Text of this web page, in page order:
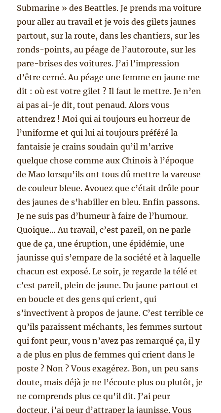
Submarine » des Beattles. Je prends ma voiture
pour aller au travail et je vois des gilets jaunes
partout, sur la route, dans les chantiers, sur les
ronds-points, au péage de l’autoroute, sur les
pare-brises des voitures. J’ai l’impression
d’être cerné. Au péage une femme en jaune me
dit : où est votre gilet ? Il faut le mettre. Je n’en
ai pas ai-je dit, tout penaud. Alors vous
attendrez ! Moi qui ai toujours eu horreur de
l’uniforme et qui lui ai toujours préféré la
fantaisie je crains soudain qu’il m’arrive
quelque chose comme aux Chinois à l’époque
de Mao lorsqu’ils ont tous dû mettre la vareuse
de couleur bleue. Avouez que c’était drôle pour
des jaunes de s’habiller en bleu. Enfin passons.
Je ne suis pas d’humeur à faire de l’humour.
Quoique… Au travail, c’est pareil, on ne parle
que de ça, une éruption, une épidémie, une
jaunisse qui s’empare de la société et à laquelle
chacun est exposé. Le soir, je regarde la télé et
c’est pareil, plein de jaune. Du jaune partout et
en boucle et des gens qui crient, qui
s’invectivent à propos de jaune. C’est terrible ce
qu’ils paraissent méchants, les femmes surtout
qui font peur, vous n’avez pas remarqué ça, il y
a de plus en plus de femmes qui crient dans le
poste ? Non ? Vous exagérez. Bon, un peu sans
doute, mais déjà je ne l’écoute plus ou plutôt, je
ne comprends plus ce qu’il dit. J’ai peur
docteur, j’ai peur d’attraper la jaunisse. Vous